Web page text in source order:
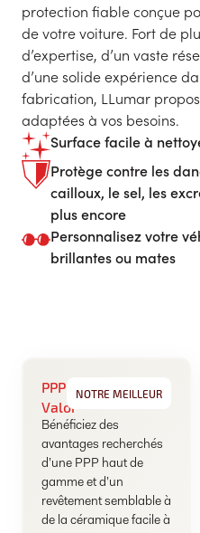
protection fiable conçue
de votre voiture. Fort de
d’expertise, d’un vaste
d’une solide expérience
fabrication, LLumar
adaptées à vos besoins.
Surface facile à
Protège contre les
cailloux, le sel, les
plus encore
Personnalisez votre
brillantes ou mates
PPP
Valor
NOTRE MEILLEUR
Bénéficiez des
avantages recherchés
d’une PPP haut de
gamme et d’un
revêtement semblable à
de la céramique facile à